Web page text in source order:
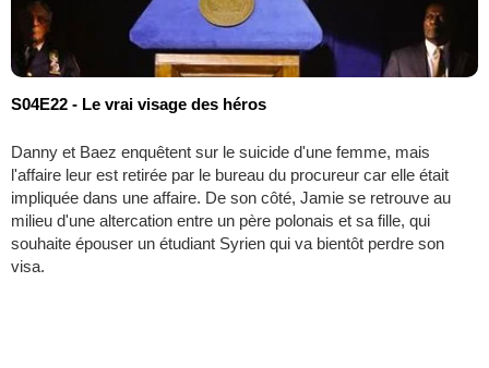
S04E22 - Le vrai visage des héros
Danny et Baez enquêtent sur le suicide d'une femme, mais
l'affaire leur est retirée par le bureau du procureur car elle était
impliquée dans une affaire. De son côté, Jamie se retrouve au
milieu d'une altercation entre un père polonais et sa fille, qui
souhaite épouser un étudiant Syrien qui va bientôt perdre son
visa.